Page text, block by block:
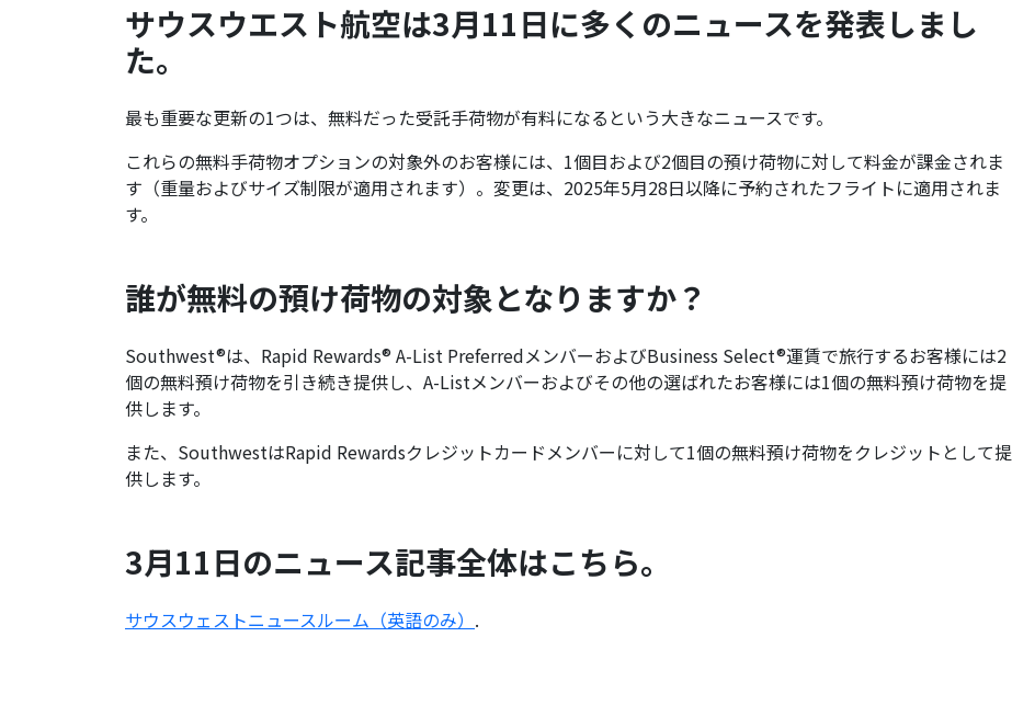
サウスウエスト航空は3月11日に多くのニュースを発表しまし
た。
最も重要な更新の1つは、無料だった受託手荷物が有料になるという大きなニュースです。
これらの無料手荷物オプションの対象外のお客様には、1個目および2個目の預け荷物に対して料金が課金されま
す（重量およびサイズ制限が適用されます）。変更は、2025年5月28日以降に予約されたフライトに適用されま
す。
誰が無料の預け荷物の対象となりますか？
Southwest®は、Rapid Rewards® A-List PreferredメンバーおよびBusiness Select®運賃で旅行するお客様には2
個の無料預け荷物を引き続き提供し、A-Listメンバーおよびその他の選ばれたお客様には1個の無料預け荷物を提
供します。
また、SouthwestはRapid Rewardsクレジットカードメンバーに対して1個の無料預け荷物をクレジットとして提
供します。
3月11日のニュース記事全体はこちら。
サウスウェストニュースルーム（英語のみ） .